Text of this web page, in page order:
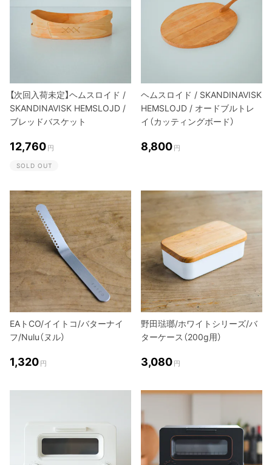
【次回入荷未定】ヘムスロイド /
SKANDINAVISK HEMSLOJD /
ブレッドバスケット
12,760 円
SOLD OUT
ヘムスロイド / SKANDINAVISK
HEMSLOJD / オードブルトレ
イ（カッティングボード）
8,800 円
EAトCO/イイトコ/バターナイ
フ/Nulu（ヌル）
1,320 円
野田琺瑯/ホワイトシリーズ/バ
ターケース（200g用）
3,080 円